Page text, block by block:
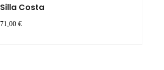
Silla Costa
71,00 €